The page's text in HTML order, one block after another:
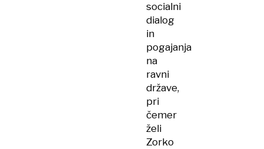
socialni
dialog
in
pogajanja
na
ravni
države,
pri
čemer
želi
Zorko